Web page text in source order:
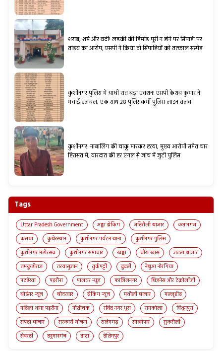
शराब, शर्म और वर्दी! लड़की की डिमांड पूरी न होने पर सिपाही पर
तांडव का आरोप, एसपी ने किया दो सिपाहियों को तत्काल सस्पेंड
कुशीनगर पुलिस में आधी रात बड़ा एक्शन! एसपी केशव कुमार ने
मचाई हलचल, एक साथ 28 पुलिसकर्मी पुलिस लाइन तलब
कुशीनगर: नाबालिग की चाकू मारकर हत्या, मुख्य आरोपी समेत चार
हिरासत में; वारदात की हर एंगल से जांच में जुटी पुलिस
Tags
Uttar Pradesh Government अड्डा ब्रेकिंग अहिरौली बाजार
कप्तानगंज
कसया
कुबेरस्थान कुशीनगर पर्यटन थाना
कुशीनगर पुलिस
कुशीनगर महोत्सव
कुशीनगर समाचार खड्डा चौरा खास
जटहा बाजार
तमकुहीराज
तरयासुजान तुर्कपट्टी दुदही
नेबुआ नोरंगिया
पटहेरवा
पड़रौना पालघर न्यूज़ फाजिलनगर
बिज़नेस और टेक्नोलॉजी
बोईसर न्यूज़
बोदरवार ब्रेकिंग न्यूज़ मथौली बाजार
मल्लूडीह
महिला थाना पड़रौना
मोतीचक रविंद्र नगर धुस रामकोला
विशुनपुरा
सपहा बाजार
सरकारी योजना सलेमगढ़ साखोपार
सुकरौली
सेवरही
हनुमानगंज हाटा हेतिमपुर